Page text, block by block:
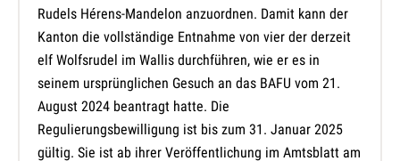
Rudels Hérens-Mandelon anzuordnen. Damit kann der
Kanton die vollständige Entnahme von vier der derzeit
elf Wolfsrudel im Wallis durchführen, wie er es in
seinem ursprünglichen Gesuch an das BAFU vom 21.
August 2024 beantragt hatte. Die
Regulierungsbewilligung ist bis zum 31. Januar 2025
gültig. Sie ist ab ihrer Veröffentlichung im Amtsblatt am